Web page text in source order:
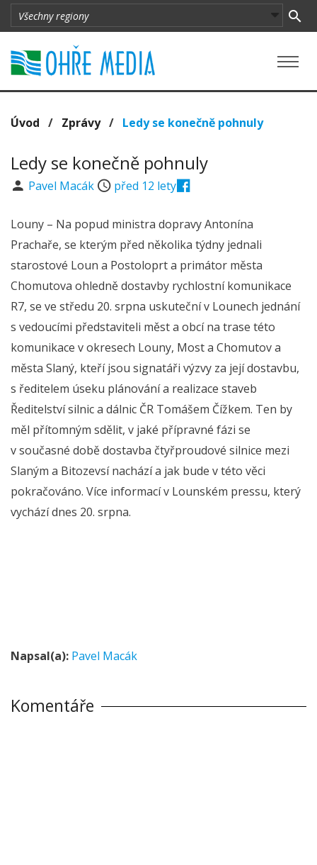
Úvod / Zprávy/ Ledy se konečně pohnuly
Ledy se konečně pohnuly
Pavel Macák před 12 lety
Louny – Na popud ministra dopravy Antonína
Prachaře, se kterým před několika týdny jednali
starostové Loun a Postoloprt a primátor města
Chomutova ohledně dostavby rychlostní komunikace
R7, se ve středu 20. srpna uskuteční v Lounech jednání
s vedoucími představiteli měst a obcí na trase této
komunikace v okresech Louny, Most a Chomutov a
města Slaný, kteří jsou signatáři výzvy za její dostavbu,
s ředitelem úseku plánování a realizace staveb
Ředitelství silnic a dálnic ČR Tomášem Čížkem. Ten by
měl přítomným sdělit, v jaké přípravné fázi se
v současné době dostavba čtyřproudové silnice mezi
Slaným a Bitozevsí nachází a jak bude v této věci
pokračováno. Více informací v Lounském pressu, který
vychází dnes 20. srpna.
Napsal(a): Pavel Macák
Komentáře